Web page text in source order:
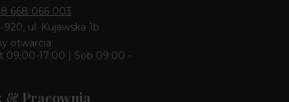
668 066 003
920, ul. Kujawska 1b
otwarcia:
09:00-17:00 | Sob 09:00 -
& Pracownia